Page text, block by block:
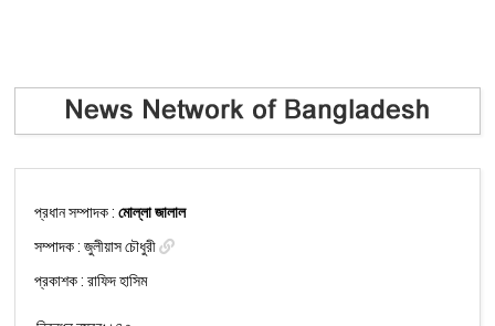
প্রধান সম্পাদক :মোল্লা জালাল
সম্পাদক :জুলীয়াস চৌধুরী
প্রকাশক : রাফিদ হাসিম